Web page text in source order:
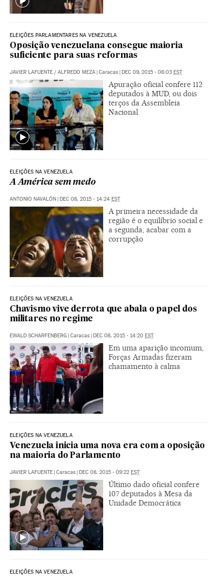
ELEIÇÕES PARLAMENTARES NA VENEZUELA
Oposição venezuelana consegue maioria
suficiente para suas reformas
JAVIER LAFUENTE / ALFREDO MEZA | Caracas | DEC 09, 2015 - 06:03 EST
Apuração oficial confere 112
deputados à MUD, ou dois
terços da Assembleia
Nacional
ELEIÇÕES NA VENEZUELA
A América sem medo
ANTONIO NAVALÓN | DEC 08, 2015 - 14:24 EST
A primeira necessidade da
região é o equilíbrio social e
a segunda, acabar com a
corrupção
ELEIÇÕES NA VENEZUELA
Chavismo vive derrota que abala o papel dos
militares no regime
EWALD SCHARFENBERG | Caracas | DEC 08, 2015 - 14:20 EST
Em uma aparição incomum,
Forças Armadas fizeram
chamamento à calma
ELEIÇÕES NA VENEZUELA
Venezuela inicia uma nova era com a oposição
na maioria do Parlamento
JAVIER LAFUENTE | Caracas | DEC 08, 2015 - 09:22 EST
Último dado oficial confere
107 deputados à Mesa da
Unidade Democrática
ELEIÇÕES NA VENEZUELA